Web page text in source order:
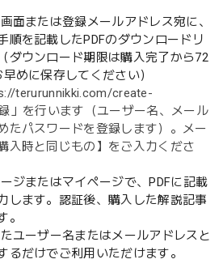
面または登録メールアドレス宛に、
順を記載したPDFのダウンロードリ
ダウンロード期限は購入完了から72
めに保存してください）
terurunnikki.com/create-
」を行います（ユーザー名、メール
たパスワードを登録します）。メー
入時と同じもの】をご入力くださ
ジまたはマイページで、PDFに記載
します。認証後、購入した解説記事
。
ユーザー名またはメールアドレスと
るだけでご利用いただけます。